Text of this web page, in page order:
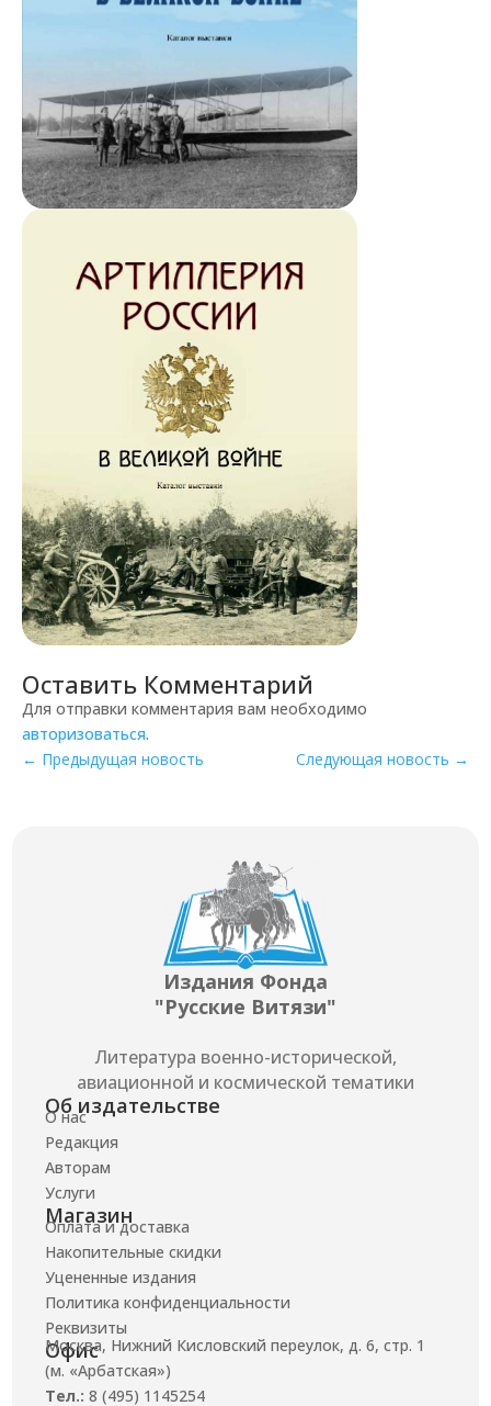
Оставить Комментарий
Для отправки комментария вам необходимо
авторизоваться.
← Предыдущая новость Следующая новость →
Издания Фонда
"Русские Витязи"
Литература военно-исторической,
авиационной и космической тематики
Об издательстве
О нас
Редакция
Авторам
Услуги
Магазин
Оплата и доставка
Накопительные скидки
Уцененные издания
Политика конфиденциальности
Реквизиты
Офис
Москва, Нижний Кисловский переулок, д. 6, стр. 1
(м. «Арбатская»)
Тел.: 8 (495) 1145254